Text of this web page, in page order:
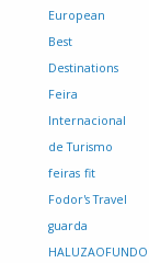
European
Best
Destinations
Feira
Internacional
de Turismo
feiras fit
Fodor's Travel
guarda